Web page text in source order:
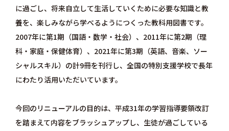
に過ごし、将来自立して生活していくために必要な知識と教
養を、楽しみながら学べるようにつくった教科用図書です。
2007年に第1期（国語・数学・社会）、2011年に第2期（理
科・家庭・保健体育）、2021年に第3期（英語、音楽、ソー
シャルスキル）の計9冊を刊行し、全国の特別支援学校で長年
にわたり活用いただいています。
今回のリニューアルの目的は、平成31年の学習指導要領改訂
を踏まえて内容をブラッシュアップし、生徒が過ごしている